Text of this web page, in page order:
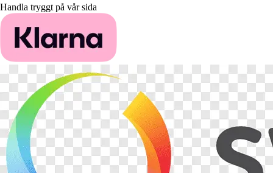
Handla tryggt på vår sida